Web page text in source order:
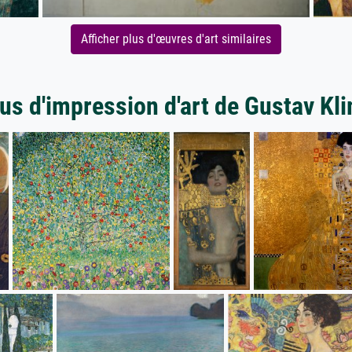
Afficher plus d'œuvres d'art similaires
d'impression d'art de Gustav